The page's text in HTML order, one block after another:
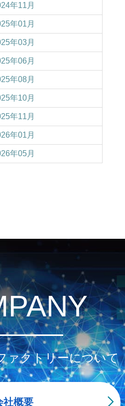
年11月
年01月
年03月
年06月
年08月
年10月
年11月
年01月
年05月
ァクトリーについて
社概要